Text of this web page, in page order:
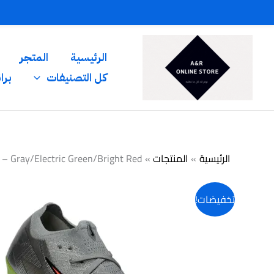
إلى
الرئيسية المتجر
كل التصنيفات
الرئيسية المنتجات Gray/Electric Green/Bright Red
تخفيضات!